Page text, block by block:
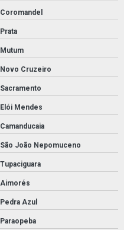
óleo
óleo
óleo
Coromandel
Prata
Mutum
Novo Cruzeiro
Sacramento
Elói Mendes
Camanducaia
São João Nepomuceno
Tupaciguara
Aimorés
Pedra Azul
Paraopeba